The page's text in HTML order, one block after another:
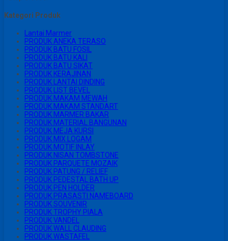
Kategori Produk
Lantai Marmer
PRODUK ANEKA TERASO
PRODUK BATU FOSIL
PRODUK BATU KALI
PRODUK BATU SIKAT
PRODUK KERAJINAN
PRODUK LANTAI DINDING
PRODUK LIST BEVEL
PRODUK MAKAM MEWAH
PRODUK MAKAM STANDART
PRODUK MARMER BAKAR
PRODUK MATERIAL BANGUNAN
PRODUK MEJA KURSI
PRODUK MIX LOGAM
PRODUK MOTIF INLAY
PRODUK NISAN TOMBSTONE
PRODUK PARQUETE MOZAIK
PRODUK PATUNG / RELIEF
PRODUK PEDESTAL BATH UP
PRODUK PEN HOLDER
PRODUK PRASASTI NAMEBOARD
PRODUK SOUVENIR
PRODUK TROPHY PIALA
PRODUK VANDEL
PRODUK WALL CLAUDING
PRODUK WASTAFEL